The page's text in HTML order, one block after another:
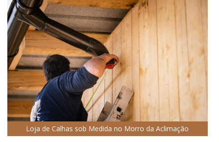
Loja de Calhas sob Medida no Morro da Aclimação